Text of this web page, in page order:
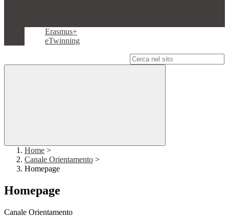
Erasmus+
eTwinning
Home >
Canale Orientamento >
Homepage
Homepage
Canale Orientamento